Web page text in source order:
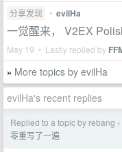
分享发现 • evilHa
一觉醒来， V2EX
May 19 • Lastly replied by
» More topics by evilHa
evilHa's recent replies
Replied to a topic by rebang ›
零重写了一遍